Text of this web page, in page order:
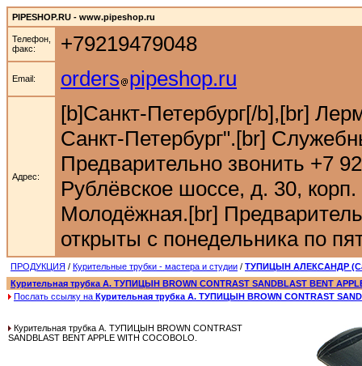
PIPESHOP.RU - www.pipeshop.ru
Телефон,
факс:
+79219479048
Email: orders pipeshop.ru
Адрес:
[b]Санкт-Петербург[/b],[br]
Санкт-Петербург".[br]
Предварительно звонить +7
Рублёвское шоссе, д. 30,
Молодёжная.[br]
открыты с понедельника по
ПРОДУКЦИЯ / Курительные трубки - мастера и студии / ТУПИЦЫН АЛЕКСАНДР
Курительная трубка А. ТУПИЦЫН BROWN CONTRAST SANDBLAST BENT
Послать ссылку на Курительная трубка А. ТУПИЦЫН BROWN CONTRAST
Курительная трубка А. ТУПИЦЫН BROWN CONTRAST
SANDBLAST BENT APPLE WITH COCOBOLO.